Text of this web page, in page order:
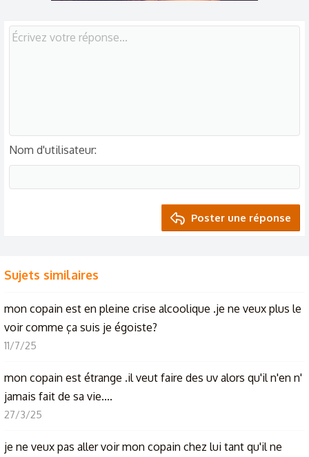
monstre?
Nom d'utilisateur
Poster une réponse
Sujets similaires
mon copain est en pleine crise alcoolique .je ne veux plus le
voir comme ça suis je égoiste?
11/7/25
mon copain est étrange .il veut faire des uv alors qu'il n'en n'
jamais fait de sa vie....
27/3/25
je ne veux pas aller voir mon copain chez lui tant qu'il ne